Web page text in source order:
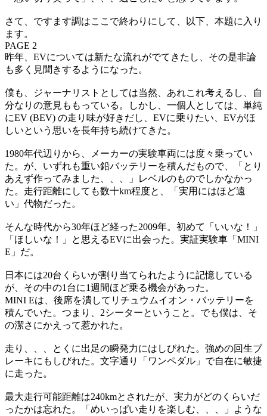
さて、ですます調はここで終わりにして、以下、本題に入り
ます。
PAGE 2
昨年、EVについては新たな流れがでてきたし、その是非論
も多く見聞きするようになった。
僕も、ジャーナリストとしては当然、あれこれ考えるし、自
分なりの意見ももっている。しかし、一個人としては、単純
にEV (BEV) の走り味が好きだし、EVに乗りたい、EVがほ
しいという思いを長年持ち続けてきた。
1980年代辺りから、メーカーの実験車両には度々乗ってい
た。が、いずれも重い鉛バッテリーを積んだもので、「とり
あえず作ってみました、、、」レベルのものでしかなかっ
た。走行距離にしても数十km程度と、「実用にはほど遠
い」代物だった。
そんな時代から30年ほど経った2009年。初めて「いいな！」
「ほしいな！」と思えるEVに出会った。実証実験車「MINI
E」だ。
日本には20台くらいが割り当てられたように記憶している
が、その中の1台に1週間ほど乗る機会があった。
MINI Eは、後席を潰してリチュウムイオン・バッテリーを
積んでいた。つまり、2シーターということ。でも僕は、そ
の潔さにかえって惹かれた。
走り、、、とくに出足の瞬発力にはしびれた。強めの回生ブ
レーキにもしびれた。文字通り「ワンペダル」で自在に敏捷
に走った。
最大走行可能距離は240kmとされたが、実力がどのくらいだ
ったかは忘れた。「めいっぱい走りを楽しむ、、、」ような